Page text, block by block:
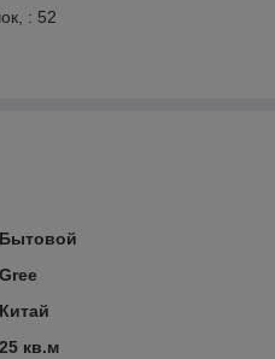
: 52
Бытовой
Gree
Китай
25 кв.м